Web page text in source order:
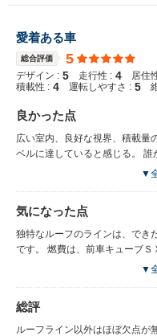
愛着ある車
総合評価 5
デザイン : 5 走行性 : 4 居住
積載性 : 4 運転しやすさ : 5
良かった点
広い室内、良好な視界、積載量
ベルに達していると感じる。 誰
です。 なによりも、塗装色キ
ん積めるとこもいいです。
▼
気になった点
独特なルーフのラインは、でき
です。 燃費は、前車キューブＳＸ1.4（北海道で使用）が16km.Lだったのに
対し 今は街乗り（埼玉県）中▼
総評
ルーフライン以外はほぼ欠点が